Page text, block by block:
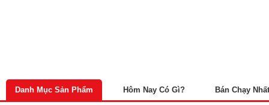
Danh Mục Sản Phẩm Hôm Nay Có Gì? Bán Chạy Nhất